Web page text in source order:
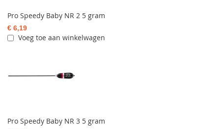
Pro Speedy Baby NR 2 5 gram
€ 6,19
Voeg toe aan winkelwagen
Pro Speedy Baby NR 3 5 gram